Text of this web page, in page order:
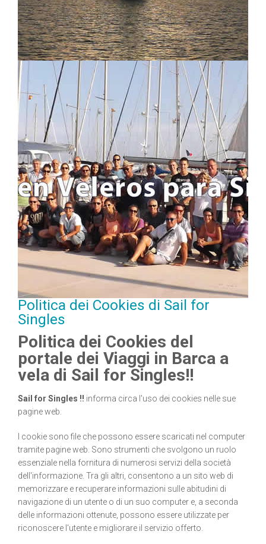
Politica dei Cookies di Sail for
Singles
Politica dei Cookies del
portale dei Viaggi in Barca a
vela di Sail for Singles!!
Sail for Singles !! informa circa l'uso dei cookies nelle sue
pagine web.
I cookie sono file che possono essere scaricati nel computer
tramite pagine web. Sono strumenti che svolgono un ruolo
essenziale nella fornitura di numerosi servizi della società
dell'informazione. Tra gli altri, consentono a un sito web di
memorizzare e recuperare informazioni sulle abitudini di
navigazione di un utente o di un suo computer e, a seconda
delle informazioni ottenute, possono essere utilizzate per
riconoscere l'utente e migliorare il servizio offerto.